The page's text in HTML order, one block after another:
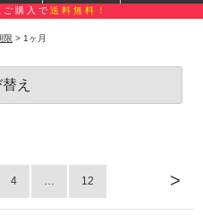
e
n
t
購入で 送料無料！
限 > 1ヶ月
え
>
4 … 12